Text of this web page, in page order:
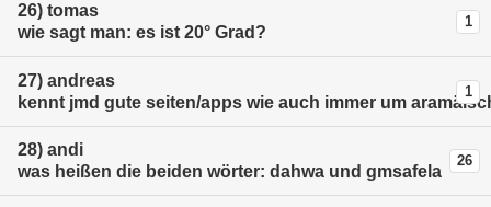
26) tomas
wie sagt man: es ist 20° Grad?
1
27) andreas
kennt jmd gute seiten/apps wie auch immer um
1
28) andi
was heißen die beiden wörter: dahwa und gmsafela
26